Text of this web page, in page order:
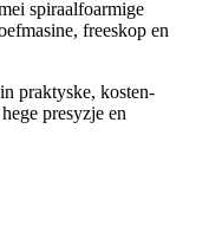
spiraalfoarmige
freeskop en
praktyske, kosten-
presyzje en